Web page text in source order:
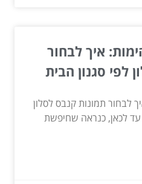
איך לבחור
לפי סגנון הבית
לבחור תמונות קנבס לסלון
עד לכאן, כנראה שחיפשת